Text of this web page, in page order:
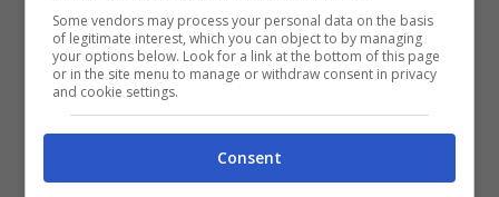
sostenerla e soprattutto di aiutarla nella
crescita dei figli: George, Charlotte e
Louis. Sabato 15 giugno
da tradizione, a cavallo insieme ai
reggimenti della British Army
Some vendors may process your personal data on the basis
of legitimate interest, which you can object to by managing
your options below. Look for a link at the bottom of this page
or in the site menu to manage or withdraw consent in privacy
and cookie settings.
Consent